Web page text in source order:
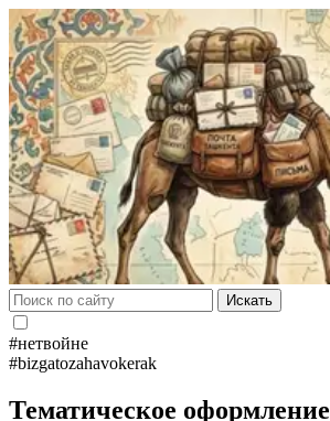
Искать
#нетвойне
#bizgatozahavokerak
Тематическое оформление